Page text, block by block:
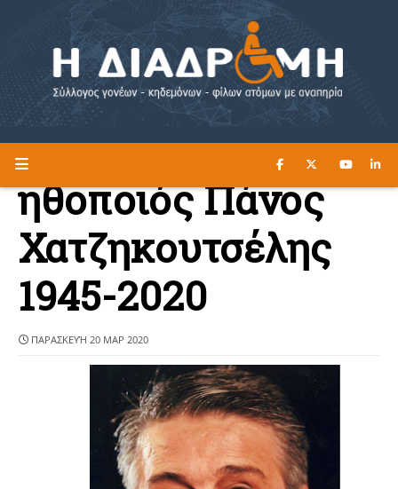
Η ΔΙΑΔΡΟΜΗ ΔΙΑΒΑΣΤΕ ΕΔΩ ►
ηθοποιός Πάνος
Χατζηκουτσέλης
1945-2020
ΠΑΡΑΣΚΕΥΉ 20 ΜΑΡ 2020